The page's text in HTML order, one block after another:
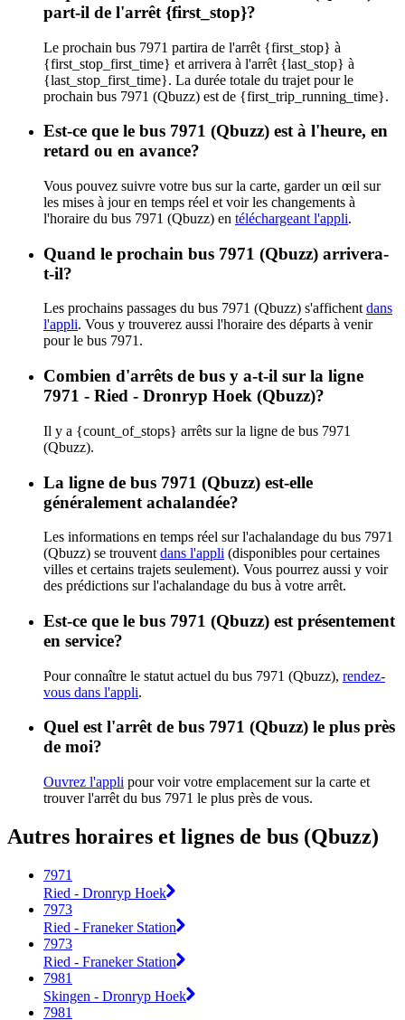
part-il de l'arrêt {first_stop}?
Le prochain bus 7971 partira de l'arrêt {first_stop} à
{first_stop_first_time} et arrivera à l'arrêt {last_stop} à
{last_stop_first_time}. La durée totale du trajet pour le
prochain bus 7971 (Qbuzz) est de {first_trip_running_time}.
Est-ce que le bus 7971 (Qbuzz) est à l'heure, en
retard ou en avance?
Vous pouvez suivre votre bus sur la carte, garder un œil sur
les mises à jour en temps réel et voir les changements à
l'horaire du bus 7971 (Qbuzz) en téléchargeant l'appli.
Quand le prochain bus 7971 (Qbuzz) arrivera-
t-il?
Les prochains passages du bus 7971 (Qbuzz) s'affichent dans
l'appli. Vous y trouverez aussi l'horaire des départs à venir
pour le bus 7971.
Combien d'arrêts de bus y a-t-il sur la ligne
7971 - Ried - Dronryp Hoek (Qbuzz)?
Il y a {count_of_stops} arrêts sur la ligne de bus 7971
(Qbuzz).
La ligne de bus 7971 (Qbuzz) est-elle
généralement achalandée?
Les informations en temps réel sur l'achalandage du bus 7971
(Qbuzz) se trouvent dans l'appli (disponibles pour certaines
villes et certains trajets seulement). Vous pourrez aussi y voir
des prédictions sur l'achalandage du bus à votre arrêt.
Est-ce que le bus 7971 (Qbuzz) est présentement
en service?
Pour connaître le statut actuel du bus 7971 (Qbuzz), rendez-
vous dans l'appli.
Quel est l'arrêt de bus 7971 (Qbuzz) le plus près
de moi?
Ouvrez l'appli pour voir votre emplacement sur la carte et
trouver l'arrêt du bus 7971 le plus près de vous.
Autres horaires et lignes de bus (Qbuzz)
7971
Ried - Dronryp Hoek
7973
Ried - Franeker Station
7973
Ried - Franeker Station
7981
Skingen - Dronryp Hoek
7981